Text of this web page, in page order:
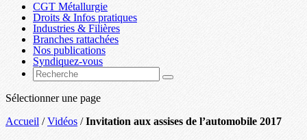
CGT Métallurgie
Droits & Infos pratiques
Industries & Filières
Branches rattachées
Nos publications
Syndiquez-vous
Sélectionner une page
Accueil /Vidéos /Invitation aux assises de l’automobile 2017